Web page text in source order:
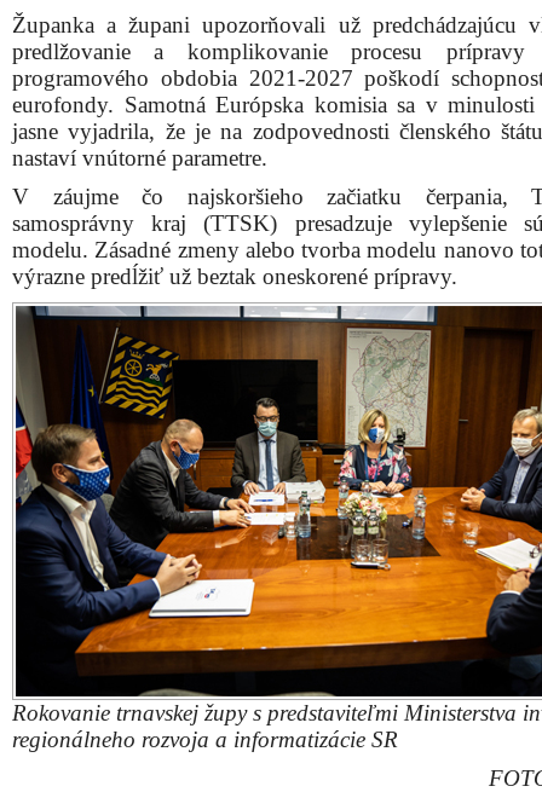
Županka a župani upozorňovali už predchádzajúcu
predlžovanie a komplikovanie procesu prípravy
programového obdobia 2021-2027 poškodí
eurofondy. Samotná Európska komisia sa v minulosti
jasne vyjadrila, že je na zodpovednosti členského
nastaví vnútorné parametre.
V záujme čo najskoršieho začiatku čerpania,
samosprávny kraj (TTSK) presadzuje vylepšenie
modelu. Zásadné zmeny alebo tvorba modelu nanovo
výrazne predĺžiť už beztak oneskorené prípravy.
Rokovanie trnavskej župy s predstaviteľmi Ministerstva
regionálneho rozvoja a informatizácie SR